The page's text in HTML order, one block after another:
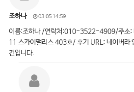
조하나 03.05 14:59
이름:조하나 /연락처:010-3522-4909/주소:
11 스카이팰리스 403호/ 후기 URL: 네이버라
건입니다.